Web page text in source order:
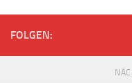
FOLGEN: